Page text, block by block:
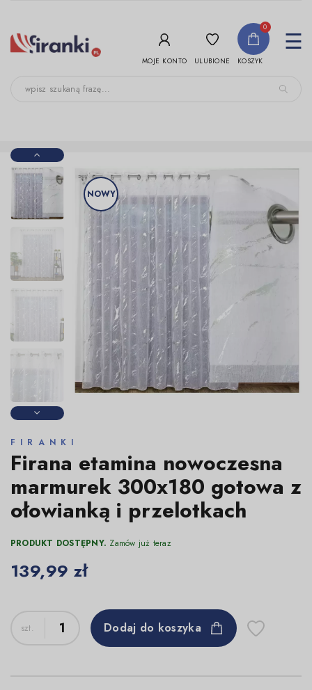
MOJE KONTO ULUBIONE
0
KOSZYK
☰
NOWY
FIRANKI
Firana etamina nowoczesna
marmurek 300x180 gotowa z
ołowianką i przelotkach
PRODUKT DOSTĘPNY. Zamów już teraz
139,99 zł
Dodaj do koszyka